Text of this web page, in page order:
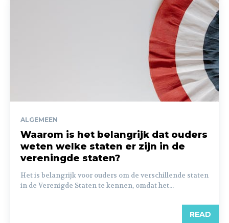
ALGEMEEN
Waarom is het belangrijk dat ouders
weten welke staten er zijn in de
vereningde staten?
Het is belangrijk voor ouders om de verschillende staten
in de Verenigde Staten te kennen, omdat het...
READ